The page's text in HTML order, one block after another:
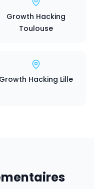
Growth Hacking
Toulouse
Growth Hacking Lille